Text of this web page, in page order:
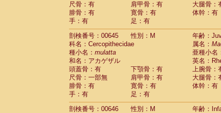
尺骨：有
肩甲骨：有
大腿骨：
腓骨：有
寛骨：有
体幹：有
手：有
足：有
剖検番号：00645
性別：M
年齢：
科名：Cercopithecidae
属名：
種小名： mulatta
亜種小名
和名：アカゲザル
英名：
頭蓋骨：有
下顎骨：有
上腕骨：
尺骨：一部無
肩甲骨：有
大腿骨：
腓骨：有
寛骨：有
体幹：有
手：有
足：有
剖検番号：00646
性別：M
年齢：